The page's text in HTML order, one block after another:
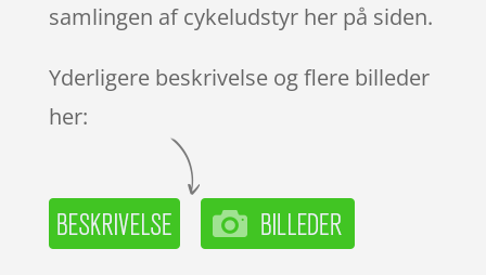
samlingen af cykeludstyr her på siden.
Yderligere beskrivelse og flere billeder
her: